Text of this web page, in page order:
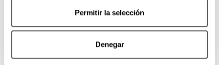
Permitir la selección
Denegar
nuestra vida sin sentido, porque esas reglas de
edad, altura y talla, solo sirven para
que no has encontrado algo para ti o no has
encontrado las proporciones adecuadas. Y